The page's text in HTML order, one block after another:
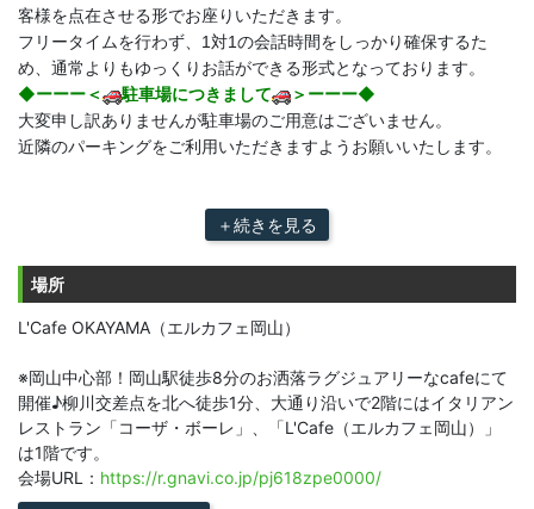
場所
L'Cafe OKAYAMA（エルカフェ岡山）
※岡山中心部！岡山駅徒歩8分のお洒落ラグジュアリーなcafeにて
開催♪柳川交差点を北へ徒歩1分、大通り沿いで2階にはイタリアン
レストラン「コーザ・ボーレ」、「L'Cafe（エルカフェ岡山）」
は1階です。
会場URL： https://r.gnavi.co.jp/pj618zpe0000/
客様を点在させる形でお座りいただきます。
フリータイムを行わず、1対1の会話時間をしっかり確保するた
め、通常よりもゆっくりお話ができる形式となっております。
◆ーーー＜ 駐車場につきまして ＞ーーー◆
大変申し訳ありませんが駐車場のご用意はございません。
近隣のパーキングをご利用いただきますようお願いいたします。
＋続きを見る